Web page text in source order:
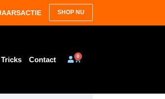
SHOP NU
Contact 0